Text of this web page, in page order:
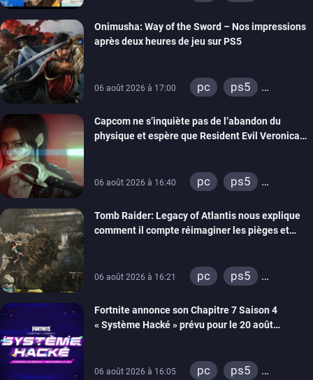
switch 2
Onimusha: Way of the Sword – Nos impressions
après deux heures de jeu sur PS5
06 août 2026 à 17:00 pc
ps5
switch 2
Capcom ne s’inquiète pas de l’abandon du
physique et espère que Resident Evil Veronica
06 août 2026 à 16:40 pc
ps5
switch 2
Tomb Raider: Legacy of Atlantis nous explique
comment il compte réimaginer les pièges et
06 août 2026 à 16:21 pc
ps5
switch 2
Fortnite annonce son Chapitre 7 Saison 4
« Système Hacké » prévu pour le 20 août
06 août 2026 à 16:05 pc
ps5